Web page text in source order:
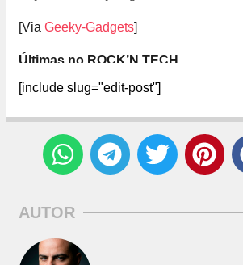
[Via Geeky-Gadgets]
Últimas no ROCK’N TECH
[include slug="edit-post"]
AUTOR